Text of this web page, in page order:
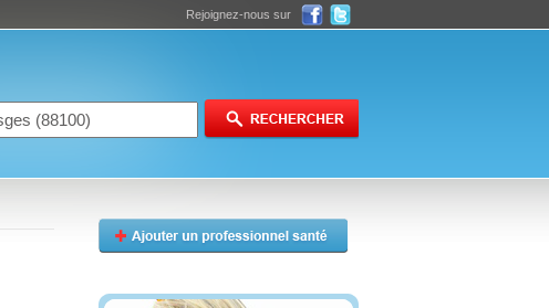
Rejoignez-nous sur